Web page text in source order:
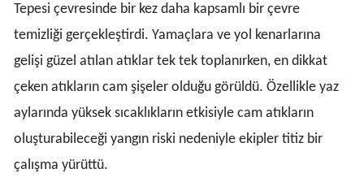
Tepesi çevresinde bir kez daha kapsamlı bir çevre
temizliği gerçekleştirdi. Yamaçlara ve yol kenarlarına
gelişi güzel atılan atıklar tek tek toplanırken, en dikkat
çeken atıkların cam şişeler olduğu görüldü. Özellikle yaz
aylarında yüksek sıcaklıkların etkisiyle cam atıkların
oluşturabileceği yangın riski nedeniyle ekipler titiz bir
çalışma yürüttü.